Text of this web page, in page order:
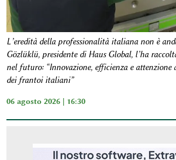
L’eredità della professionalità italiana non è
Gözlüklü, presidente di Haus Global, l’ha
nel futuro: “Innovazione, efficienza e
dei frantoi italiani”
06 agosto 2026 | 16:30